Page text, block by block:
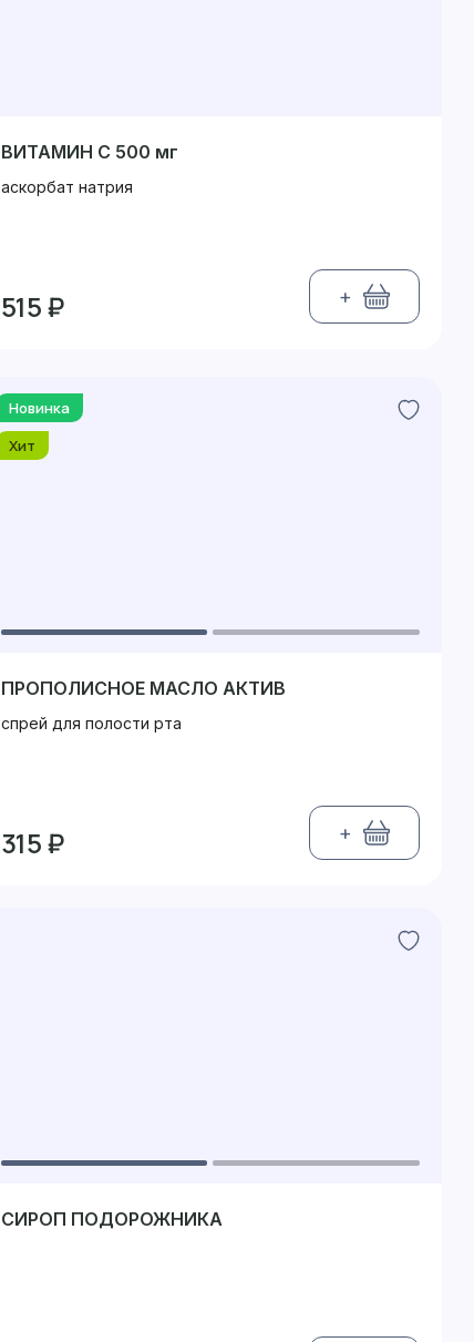
ВИТАМИН С 500 мг
аскорбат натрия
515 ₽ +
Новинка
Хит
ПРОПОЛИСНОЕ МАСЛО АКТИВ
спрей для полости рта
315 ₽ +
СИРОП ПОДОРОЖНИКА